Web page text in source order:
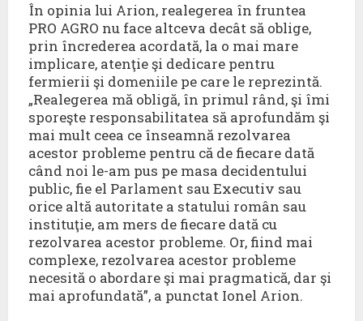
În opinia lui Arion, realegerea în fruntea
PRO AGRO nu face altceva decât să oblige,
prin încrederea acordată, la o mai mare
implicare, atenţie şi dedicare pentru
fermierii şi domeniile pe care le reprezintă.
„Realegerea mă obligă, în primul rând, şi îmi
sporeşte responsabilitatea să aprofundăm şi
mai mult ceea ce înseamnă rezolvarea
acestor probleme pentru că de fiecare dată
când noi le-am pus pe masa decidentului
public, fie el Parlament sau Executiv sau
orice altă autoritate a statului român sau
instituţie, am mers de fiecare dată cu
rezolvarea acestor probleme. Or, fiind mai
complexe, rezolvarea acestor probleme
necesită o abordare şi mai pragmatică, dar şi
mai aprofundată”, a punctat Ionel Arion.